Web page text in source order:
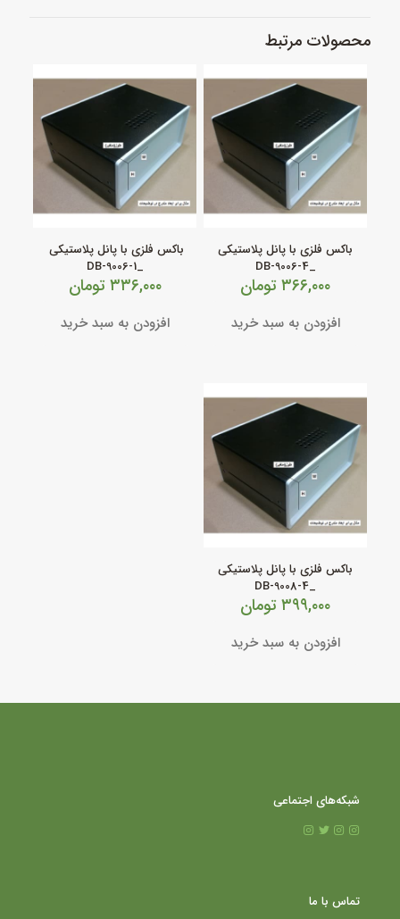
محصولات مرتبط
باکس فلزی با پانل پلاستیکی
_DB-9006-4
۳۶۶,۰۰۰ تومان
افزودن به سبد خرید
باکس فلزی با پانل پلاستیکی
_DB-9006-1
۳۳۶,۰۰۰ تومان
افزودن به سبد خرید
باکس فلزی با پانل پلاستیکی
_DB-9008-4
۳۹۹,۰۰۰ تومان
افزودن به سبد خرید
شبکه‌های اجتماعی
تماس با ما